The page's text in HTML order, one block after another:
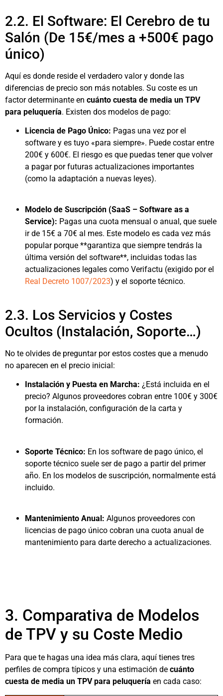
2.2. El Software: El Cerebro de tu
Salón (De 15€/mes a +500€ pago
único)
Aquí es donde reside el verdadero valor y donde las
diferencias de precio son más notables. Su coste es un
factor determinante en cuánto cuesta de media un TPV
para peluquería. Existen dos modelos de pago:
Licencia de Pago Único: Pagas una vez por el
software y es tuyo «para siempre». Puede costar entre
200€ y 600€. El riesgo es que puedas tener que volver
a pagar por futuras actualizaciones importantes
(como la adaptación a nuevas leyes).
Modelo de Suscripción (SaaS – Software as a
Service): Pagas una cuota mensual o anual, que suele
ir de 15€ a 70€ al mes. Este modelo es cada vez más
popular porque **garantiza que siempre tendrás la
última versión del software**, incluidas todas las
actualizaciones legales como Verifactu (exigido por el
Real Decreto 1007/2023) y el soporte técnico.
2.3. Los Servicios y Costes
Ocultos (Instalación, Soporte…)
No te olvides de preguntar por estos costes que a menudo
no aparecen en el precio inicial:
Instalación y Puesta en Marcha: ¿Está incluida en el
precio? Algunos proveedores cobran entre 100€ y 300€
por la instalación, configuración de la carta y
formación.
Soporte Técnico: En los software de pago único, el
soporte técnico suele ser de pago a partir del primer
año. En los modelos de suscripción, normalmente está
incluido.
Mantenimiento Anual: Algunos proveedores con
licencias de pago único cobran una cuota anual de
mantenimiento para darte derecho a actualizaciones.
3. Comparativa de Modelos
de TPV y su Coste Medio
Para que te hagas una idea más clara, aquí tienes tres
perfiles de compra típicos y una estimación de cuánto
cuesta de media un TPV para peluquería en cada caso: